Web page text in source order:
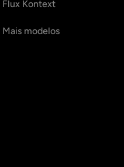
Flux Kontext
Mais modelos